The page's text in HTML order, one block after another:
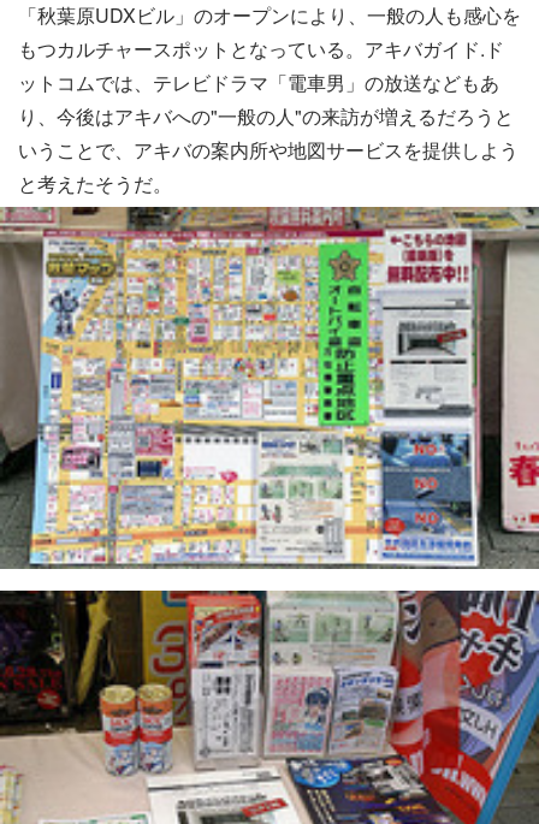
「秋葉原UDXビル」のオープンにより、一般の人も感心を
もつカルチャースポットとなっている。アキバガイド.ド
ットコムでは、テレビドラマ「電車男」の放送などもあ
り、今後はアキバへの"一般の人"の来訪が増えるだろうと
いうことで、アキバの案内所や地図サービスを提供しよう
と考えたそうだ。